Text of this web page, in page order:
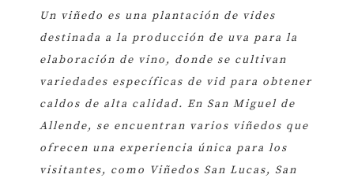
Un viñedo es una plantación de vides
destinada a la producción de uva para la
elaboración de vino, donde se cultivan
variedades específicas de vid para obtener
caldos de alta calidad. En San Miguel de
Allende, se encuentran varios viñedos que
ofrecen una experiencia única para los
visitantes, como Viñedos San Lucas, San